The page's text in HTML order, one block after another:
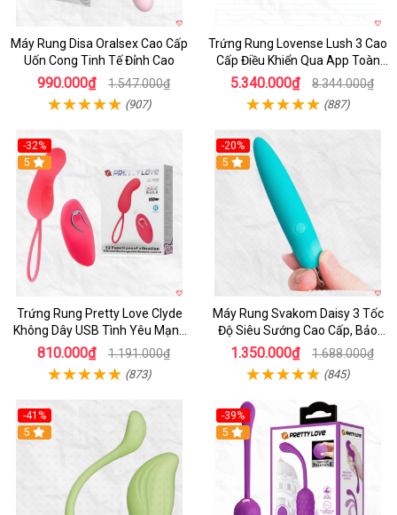
Máy Rung Disa Oralsex Cao Cấp
Uốn Cong Tinh Tế Đỉnh Cao
990.000₫ 1.547.000₫
(907)
Trứng Rung Lovense Lush 3 Cao
Cấp Điều Khiển Qua App Toàn
Cầu
5.340.000₫ 8.344.000₫
(887)
-32%
5
Trứng Rung Pretty Love Clyde
Không Dây USB Tình Yêu Mạnh
Mẽ
810.000₫ 1.191.000₫
(873)
-20%
5
Máy Rung Svakom Daisy 3 Tốc
Độ Siêu Sướng Cao Cấp, Bảo
Hành 1 Năm
1.350.000₫ 1.688.000₫
(845)
-41%
Hot
5
-39%
Hot
5